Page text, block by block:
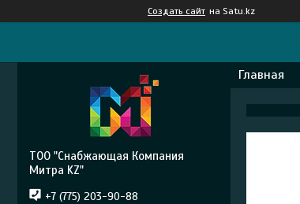
Создать сайт на Satu.kz
Главная
ТОО "Снабжающая Компания
Митра KZ"
+7 (775) 203-90-88